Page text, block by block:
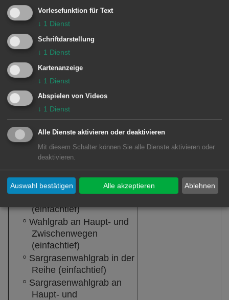
Downloads
Friedhof Hofen - Übersichtsplan
(pdf, 91.4 KB)
Grabarten auf dem Friedhof Hofen
Bestattungen im Sarg
Reihengrab
Kinderreihengrab
Sargrasenreihengrab
Wahlgrab in der Reihe
(einfachtief)
Wahlgrab an Haupt- und
Zwischenwegen
(einfachtief)
Sargrasenwahlgrab in der
Reihe (einfachtief)
Sargrasenwahlgrab an
Haupt- und
Vorlesefunktion für Text
↓ 1 Dienst
Schriftdarstellung
↓ 1 Dienst
Kartenanzeige
↓ 1 Dienst
Abspielen von Videos
↓ 1 Dienst
Alle Dienste aktivieren oder deaktivieren
Mit diesem Schalter können Sie alle Dienste aktivieren oder
deaktivieren.
Ablehnen
Auswahl bestätigen Alle akzeptieren